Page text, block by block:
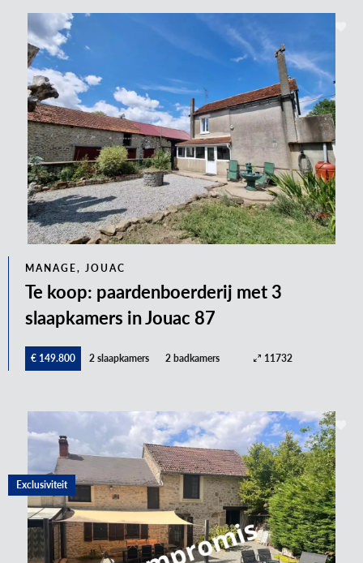
MANAGE, JOUAC
Te koop: paardenboerderij met 3
slaapkamers in Jouac 87
€ 149.800 2 slaapkamers 2 badkamers 11732
Exclusiviteit